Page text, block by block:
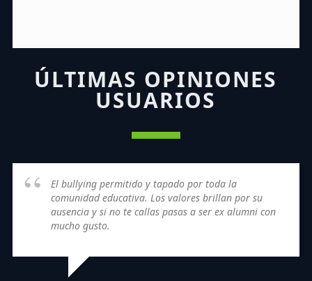
ÚLTIMAS OPINIONES
USUARIOS
El bullying permitido y tapado por toda la
comunidad educativa. Los valores brillan por su
ausencia y si no te callas pasas a ser ex alumni con
mucho gusto.